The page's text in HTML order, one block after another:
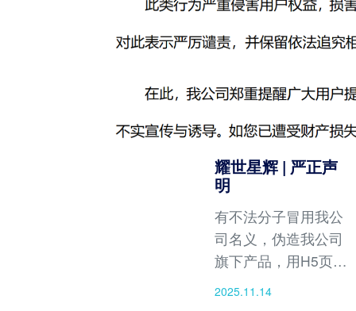
耀世星辉 | 严正声
明
有不法分子冒用我公
司名义，伪造我公司
旗下产品，用H5页面
形式制作假冒“耀世星
2025.11.14